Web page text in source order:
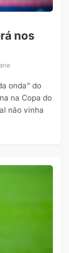
nos
onda” do
na Copa do
não vinha